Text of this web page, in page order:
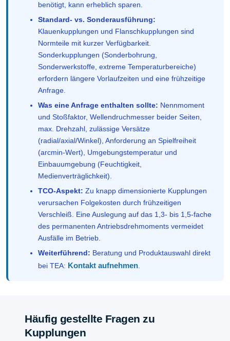
benötigt, kann erheblich sparen.
Standard- vs. Sonderausführung:
Klauenkupplungen und Flanschkupplungen sind
Normteile mit kurzer Verfügbarkeit.
Sonderkupplungen (Sonderbohrung,
Sonderwerkstoffe, extreme Temperaturbereiche)
erfordern längere Vorlaufzeiten und eine frühzeitige
Anfrage.
Was eine Anfrage enthalten sollte: Nennmoment
und Stoßfaktor, Wellendruchmesser beider Seiten,
max. Drehzahl, zulässige Versätze
(radial/axial/Winkel), Anforderung an Spielfreiheit
(arcmin-Wert), Umgebungstemperatur und
Einbauumgebung (Feuchtigkeit,
Medienverträglichkeit).
TCO-Aspekt: Zu knapp dimensionierte Kupplungen
verursachen Folgekosten durch frühzeitigen
Verschleiß. Eine Auslegung auf das 1,3- bis 1,5-fache
des permanenten Antriebsdrehmoments vermeidet
Ausfälle im Betrieb.
Weiterführend: Beratung und Produktauswahl direkt
bei TEA: Kontakt aufnehmen
Häufig gestellte Fragen zu
Kupplungen